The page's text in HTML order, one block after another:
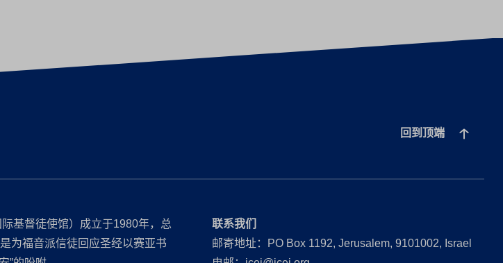
回到顶端
基督徒使馆）成立于1980年，总
为福音派信徒回应圣经以赛亚书
联系我们
邮寄地址：PO Box 1192, Jerusalem, 9101002, Israel